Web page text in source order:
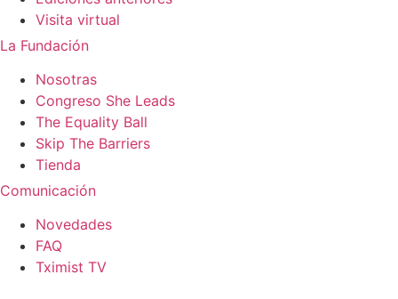
Visita virtual
La Fundación
Nosotras
Congreso She Leads
The Equality Ball
Skip The Barriers
Tienda
Comunicación
Novedades
FAQ
Tximist TV